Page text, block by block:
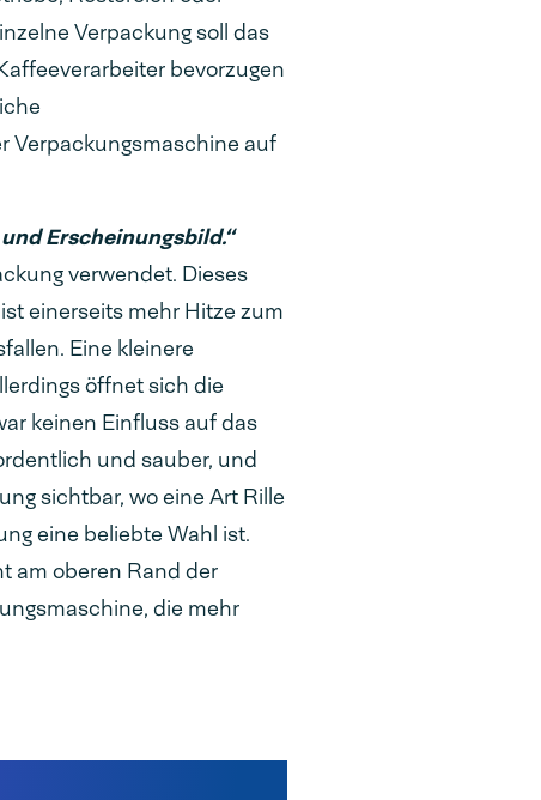
Verpackung soll das
bevorzugen
Verpackungsmaschine auf
Erscheinungsbild.“
verwendet. Dieses
einerseits mehr Hitze zum
Eine kleinere
öffnet sich die
keinen Einfluss auf das
und sauber, und
sichtbar, wo eine Art Rille
eine beliebte Wahl ist.
am oberen Rand der
die mehr